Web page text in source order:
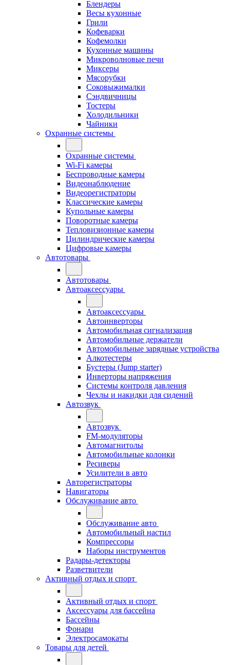
Блендеры
Весы кухонные
Грили
Кофеварки
Кофемолки
Кухонные машины
Микроволновые печи
Миксеры
Мясорубки
Соковыжималки
Сэндвичницы
Тостеры
Холодильники
Чайники
Охранные системы
Охранные системы
Wi-Fi камеры
Беспроводные камеры
Видеонаблюдение
Видеорегистраторы
Классические камеры
Купольные камеры
Поворотные камеры
Тепловизионные камеры
Цилиндрические камеры
Цифровые камеры
Автотовары
Автотовары
Автоаксессуары
Автоаксессуары
Автоинверторы
Автомобильная сигнализация
Автомобильные держатели
Автомобильные зарядные устройства
Алкотестеры
Бустеры (Jump starter)
Инверторы напряжения
Системы контроля давления
Чехлы и накидки для сидений
Автозвук
Автозвук
FM-модуляторы
Автомагнитолы
Автомобильные колонки
Ресиверы
Усилители в авто
Авторегистраторы
Навигаторы
Обслуживание авто
Обслуживание авто
Автомобильный настил
Компрессоры
Наборы инструментов
Радары-детекторы
Разветвители
Активный отдых и спорт
Активный отдых и спорт
Аксессуары для бассейна
Бассейны
Фонари
Электросамокаты
Товары для детей